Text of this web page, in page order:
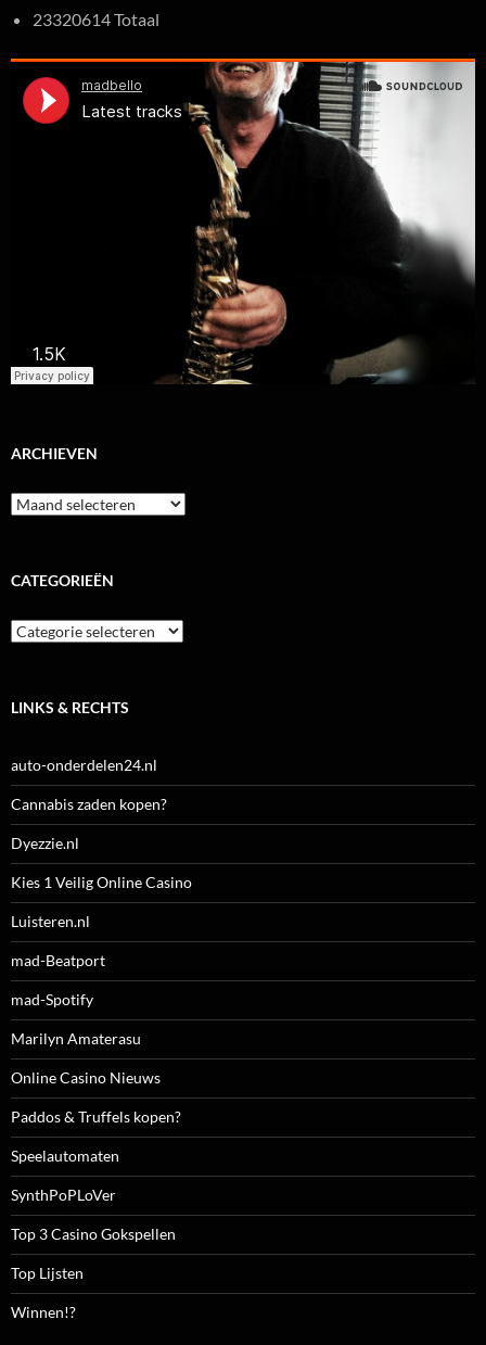
23320614 Totaal
ARCHIEVEN
Archieven
CATEGORIEËN
Categorieën
LINKS & RECHTS
auto-onderdelen24.nl
Cannabis zaden kopen?
Dyezzie.nl
Kies 1 Veilig Online Casino
Luisteren.nl
mad-Beatport
mad-Spotify
Marilyn Amaterasu
Online Casino Nieuws
Paddos & Truffels kopen?
Speelautomaten
SynthPoPLoVer
Top 3 Casino Gokspellen
Top Lijsten
Winnen!?